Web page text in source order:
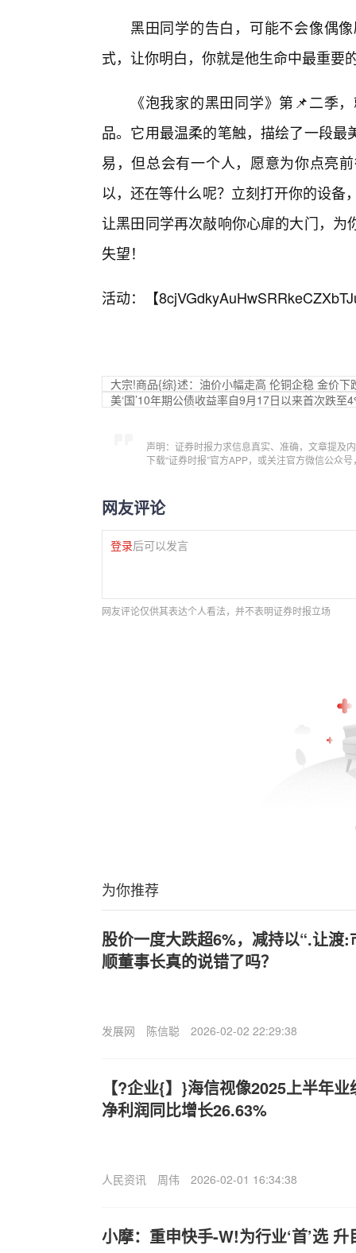
黑田同学的告白，可能不会像偶
式，让你明白，你就是他生命中最重要
《泡我家的黑田同学》第📌二季
品。它用最温柔的笔触，描绘了一段
易，但总会有一个人，愿意为你点亮
以，还在等什么呢？立刻打开你的设备
让黑田同学再次敲响你心扉的大门，
失望！
活动：【
大宗!商品{综}述：油价小幅走高 伦铜企稳 金价下
美‘国’10年期公债收益率自9月17日以来首次跌至
声明：证券时报力求信息真实、准确，文章提及
下载“证券时报”官方APP，或关注官方微信公众
网友评论
登录后可以发言
网友评论仅供其表达个人看法，并不表明证券时报立场
为你推荐
股价一度大跌超6%，减持以“.让渡
顺董事长真的说错了吗？
发展网 陈信聪 2026-02-02 22:29:38
【?企业{】}海信视像2025上半年
净利润同比增长26.63%
人民资讯 周伟 2026-02-01 16:34:38
小摩：重申快手-W!为行业‘首’选